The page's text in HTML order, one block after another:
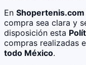
En Shopertenis.com
compra sea clara y
disposición esta
compras realizadas
todo México.